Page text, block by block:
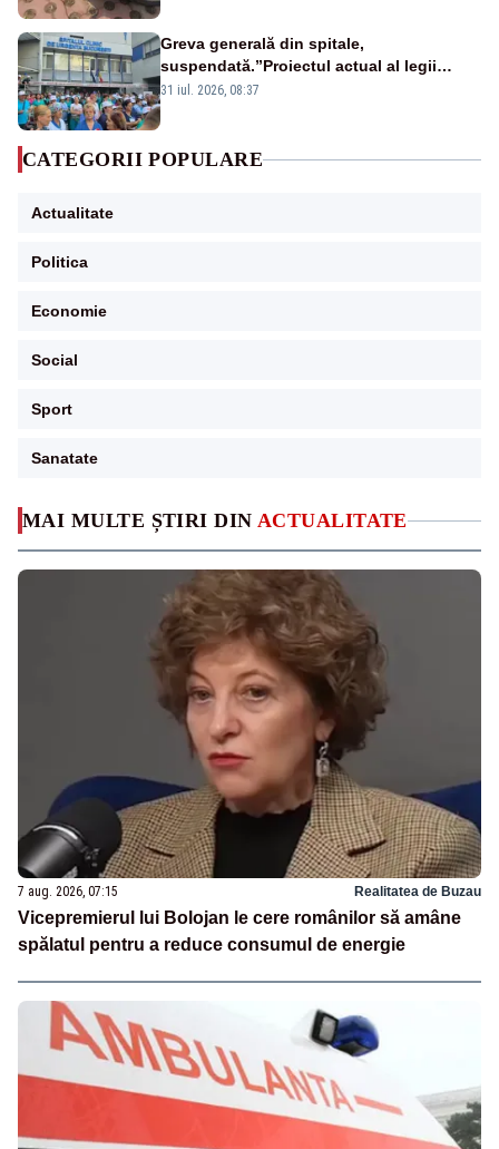
MAI MULTE ȘTIRI DIN ACTUALITATE
7 aug. 2026, 07:15 Realitatea de Buzau
Vicepremierul lui Bolojan le cere românilor să amâne
spălatul pentru a reduce consumul de energie
Greva generală din spitale,
suspendată.”Proiectul actual al legii
salarizării nu mai există pentru noi”
31 iul. 2026, 08:37
CATEGORII POPULARE
Actualitate
Politica
Economie
Social
Sport
Sanatate